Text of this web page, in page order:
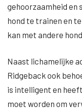
gehoorzaamheid en
hond te trainen en
kan met andere
Naast lichamelijke
Ridgeback ook
is intelligent en
moet worden om